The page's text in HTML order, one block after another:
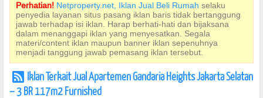
Perhatian! Netproperty.net, Iklan Jual Beli Rumah selaku
penyedia layanan situs pasang iklan baris tidak bertanggung
jawab terhadap isi iklan. Harap berhati-hati dan bijaksana
dalam menanggapi iklan yang menyesatkan. Segala
materi/content iklan maupun banner iklan sepenuhnya
menjadi tanggung jawab pemasang iklan tersebut.
r Iklan Terkait Jual Apartemen Gandaria Heights Jakarta Selatan
– 3 BR 117m2 Furnished